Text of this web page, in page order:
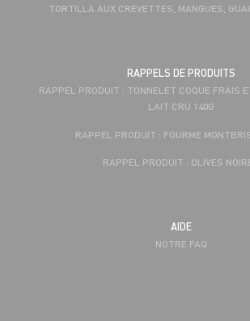
TORTILLA AUX CREVETTES, MANGUES,
RAPPELS DE PRODUITS
RAPPEL PRODUIT : TONNELET COQUE FRAIS
LAIT CRU 140G
RAPPEL PRODUIT : FOURME
RAPPEL PRODUIT : OLIVES
AIDE
NOTRE FAQ